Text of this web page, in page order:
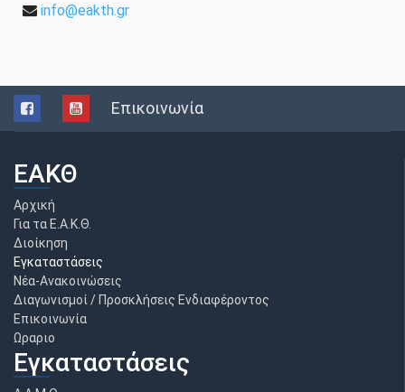
info@eakth.gr
Επικοινωνία
ΕΑΚΘ
Αρχική
Για τα Ε.Α.Κ.Θ.
Διοίκηση
Εγκαταστάσεις
Νέα-Ανακοινώσεις
Διαγωνισμοί / Προσκλήσεις Ενδιαφέροντος
Επικοινωνία
Ωραριο
Εγκαταστάσεις